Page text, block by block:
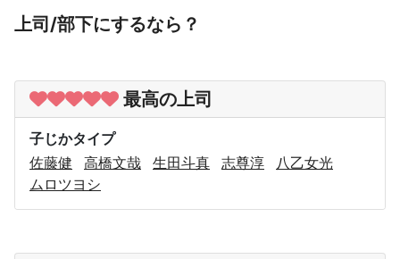
上司/部下にするなら？
最高の上司
子じかタイプ
佐藤健
高橋文哉 生田斗真 志尊淳
八乙女光
ムロツヨシ